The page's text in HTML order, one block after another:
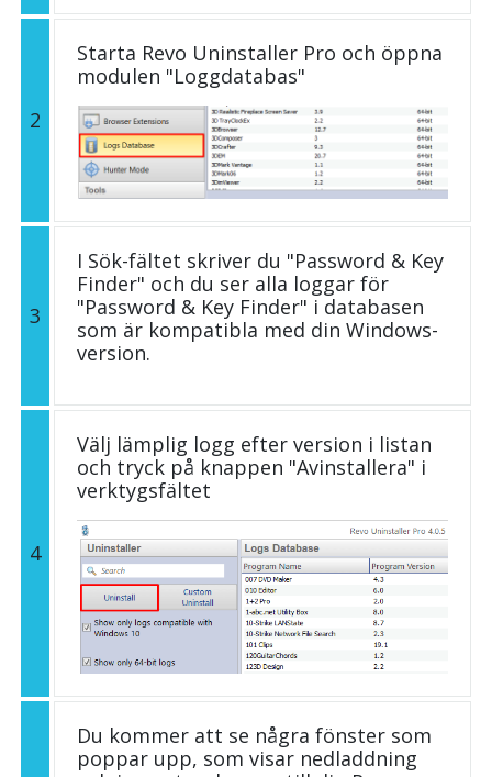
2
Starta Revo Uninstaller Pro och öppna
modulen "Loggdatabas"
3
I Sök-fältet skriver du "Password & Key
Finder" och du ser alla loggar för
"Password & Key Finder" i databasen
som är kompatibla med din Windows-
version.
4
Välj lämplig logg efter version i listan
och tryck på knappen "Avinstallera" i
verktygsfältet
Du kommer att se några fönster som
poppar upp, som visar nedladdning